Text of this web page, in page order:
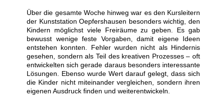
Über die gesamte Woche hinweg war es den Kursleitern
der Kunststation Oepfershausen besonders wichtig, den
Kindern möglichst viele Freiräume zu geben. Es gab
bewusst wenige feste Vorgaben, damit eigene Ideen
entstehen konnten. Fehler wurden nicht als Hindernis
gesehen, sondern als Teil des kreativen Prozesses – oft
entwickelten sich gerade daraus besonders interessante
Lösungen. Ebenso wurde Wert darauf gelegt, dass sich
die Kinder nicht miteinander vergleichen, sondern ihren
eigenen Ausdruck finden und weiterentwickeln.